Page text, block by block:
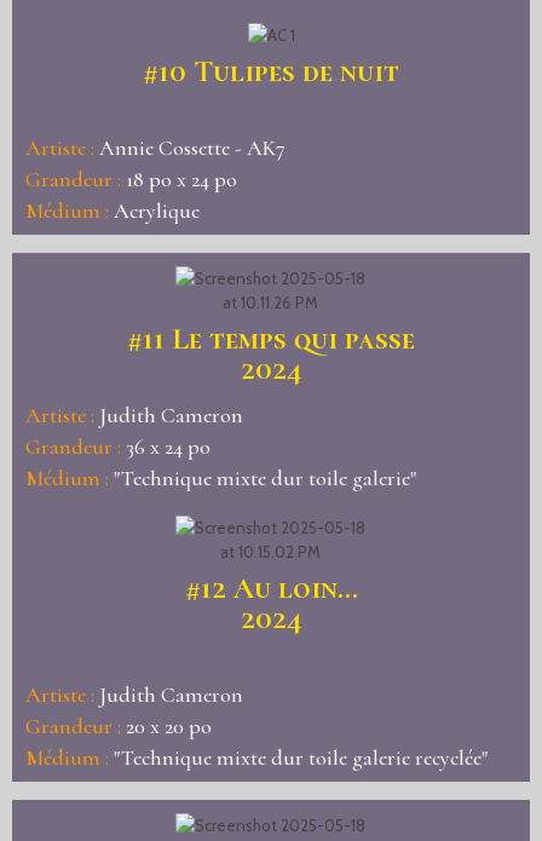
#10 Tulipes de nuit
Artiste : Annie Cossette - AK7
Grandeur : 18 po x 24 po
Médium : Acrylique
#11 Le temps qui passe
2024
Artiste : Judith Cameron
Grandeur : 36 x 24 po
Médium : "Technique mixte dur toile galerie"
#12Au loin...
2024
Artiste : Judith Cameron
Grandeur : 20 x 20 po
Médium : "Technique mixte dur toile galerie recyclée"